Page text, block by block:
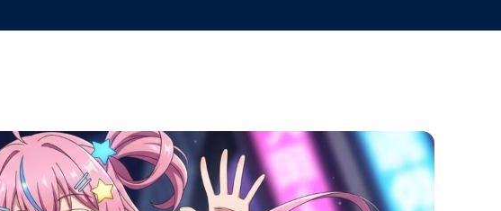
5選｜推しグループを見つけたい人向けガイド！